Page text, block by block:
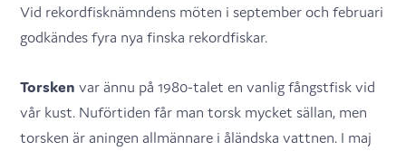
Vid rekordfisknämndens möten i september och februari
godkändes fyra nya finska rekordfiskar.
Torsken var ännu på 1980-talet en vanlig fångstfisk vid
vår kust. Nuförtiden får man torsk mycket sällan, men
torsken är aningen allmännare i åländska vattnen. I maj